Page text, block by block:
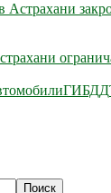
Астрахани
ГИБДД